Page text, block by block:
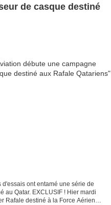
de casque destiné
ont entamé une série de
au Qatar. EXCLUSIF ! Hier mardi
Rafale destiné à la Force Aérienne